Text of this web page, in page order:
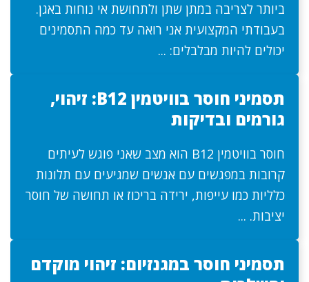
ביותר לצריבה במתן שתן ולתחושת אי נוחות באגן.
בעבודתי המקצועית אני רואה עד כמה התסמינים
יכולים להיות מבלבלים: ...
תסמיני חוסר בוויטמין B12: זיהוי,
גורמים ובדיקות
חוסר בוויטמין B12 הוא מצב שאני פוגש לעיתים
קרובות במפגשים עם אנשים שמגיעים עם תלונות
כלליות כמו עייפות, ירידה בריכוז או תחושה של חוסר
יציבות. ...
תסמיני חוסר במגנזיום: זיהוי מוקדם